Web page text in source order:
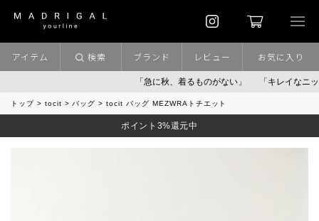
「急に秋、着るものがない」 「キレイなニット」
アイテム 検索 ブランド レビュー お気に入り
トップ tocit バッグ tocit バッグ MEZWRAトチエット
ポイント3%還元中